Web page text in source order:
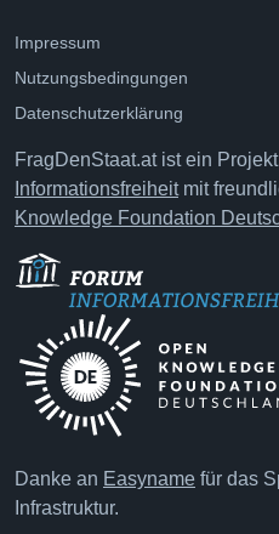
Impressum
Nutzungsbedingungen
Datenschutzerklärung
FragDenStaat.at ist ein
Informationsfreiheitmit
Knowledge Foundation
Danke an Easyname für das
Infrastruktur.